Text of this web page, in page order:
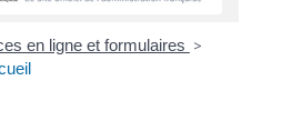
en ligne et formulaires >